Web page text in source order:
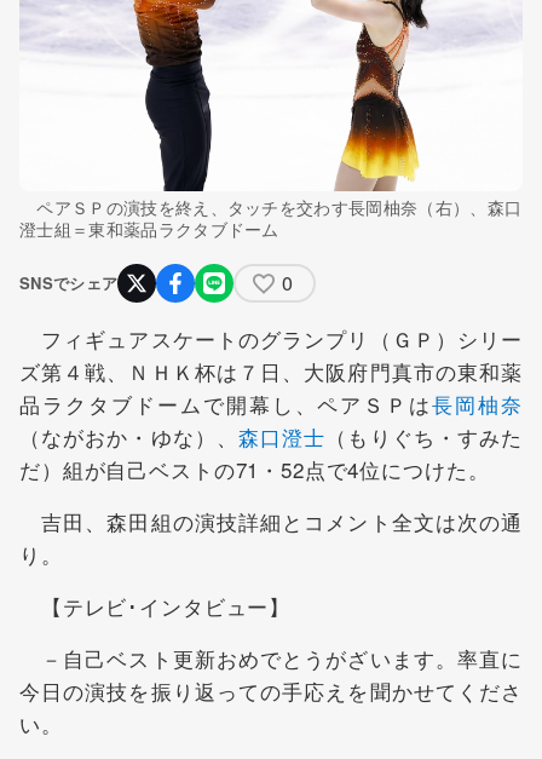
ペアＳＰの演技を終え、タッチを交わす長岡柚奈（右）、森口
澄士組＝東和薬品ラクタブドーム
SNSでシェア 0
フィギュアスケートのグランプリ（ＧＰ）シリー
ズ第４戦、ＮＨＫ杯は７日、大阪府門真市の東和薬
品ラクタブドームで開幕し、ペアＳＰは長岡柚奈
（ながおか・ゆな）、 森口澄士 （もりぐち・すみた
だ）組が自己ベストの71・52点で4位につけた。
吉田、森田組の演技詳細とコメント全文は次の通
り。
【テレビ･インタビュー】
－自己ベスト更新おめでとうがざいます。率直に
今日の演技を振り返っての手応えを聞かせてくださ
い。